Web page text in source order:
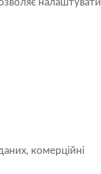
налаштувати
комерційні